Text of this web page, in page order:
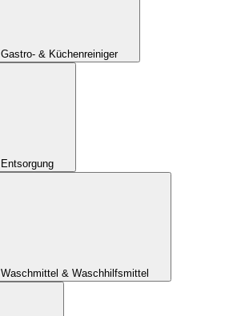
Gastro- & Küchenreiniger
Entsorgung
Waschmittel & Waschhilfsmittel